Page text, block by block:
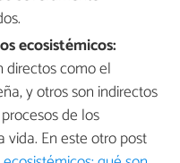
ecosistémicos:
directos como el
y otros son indirectos
de los
vida. En este otro post